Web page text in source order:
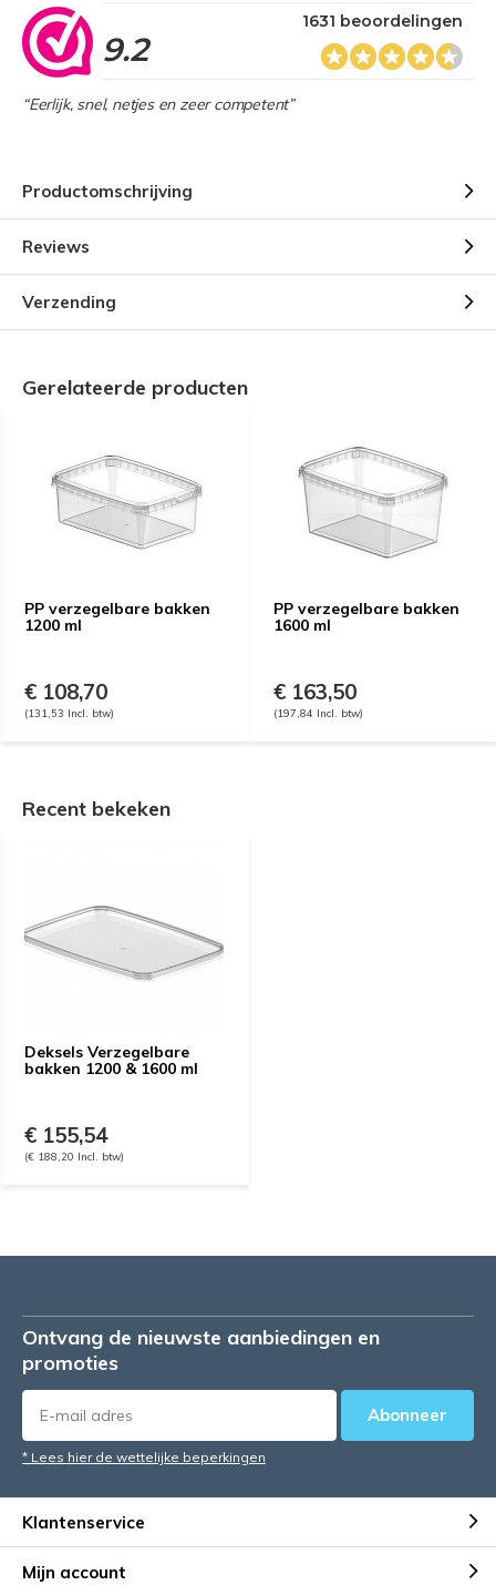
9.2
1631 beoordelingen
“Eerlijk, snel, netjes en zeer competent”
Productomschrijving
Reviews
Verzending
Gerelateerde producten
PP verzegelbare bakken
1200 ml
€ 108,70
(131,53 Incl. btw)
PP verzegelbare bakken
1600 ml
€ 163,50
(197,84 Incl. btw)
Recent bekeken
Deksels Verzegelbare
bakken 1200 & 1600 ml
€ 155,54
(€ 188,20 Incl. btw)
Ontvang de nieuwste aanbiedingen en
promoties
Abonneer
* Lees hier de wettelijke beperkingen
Klantenservice
Mijn account